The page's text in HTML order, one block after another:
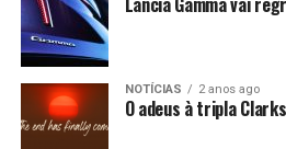
NOTÍCIAS 2 anos ago
O adeus à tripla